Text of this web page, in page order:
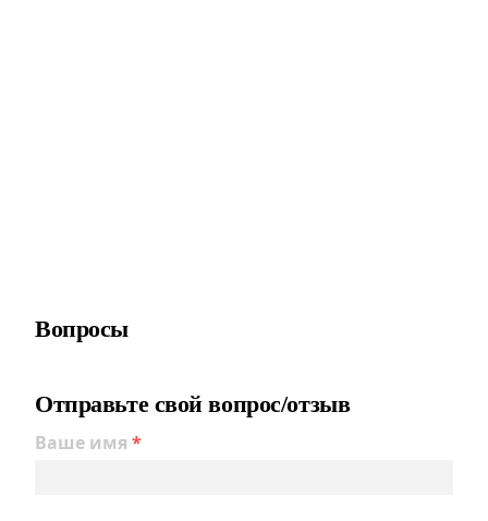
Вопросы
Отправьте свой вопрос/отзыв
Ваше имя *